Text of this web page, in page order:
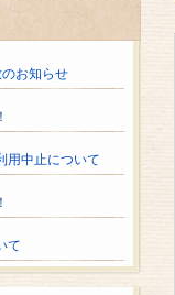
お知らせ
用中止について
て